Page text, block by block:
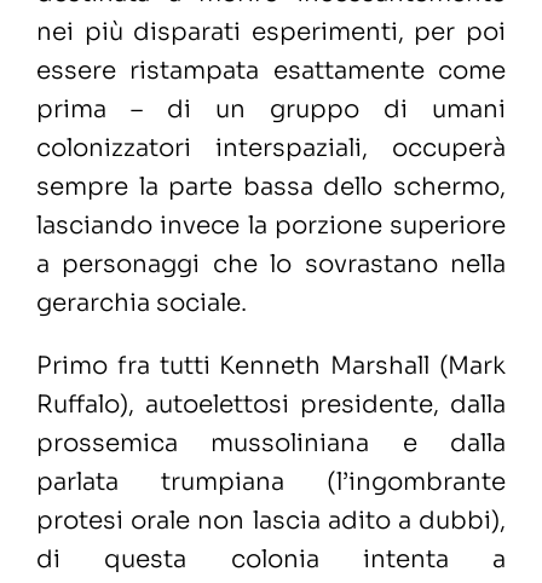
nei più disparati esperimenti, per poi
essere ristampata esattamente come
prima – di un gruppo di umani
colonizzatori interspaziali, occuperà
sempre la parte bassa dello schermo,
lasciando invece la porzione superiore
a personaggi che lo sovrastano nella
gerarchia sociale.
Primo fra tutti Kenneth Marshall (Mark
Ruffalo), autoelettosi presidente, dalla
prossemica mussoliniana e dalla
parlata trumpiana (l’ingombrante
protesi orale non lascia adito a dubbi),
di questa colonia intenta a